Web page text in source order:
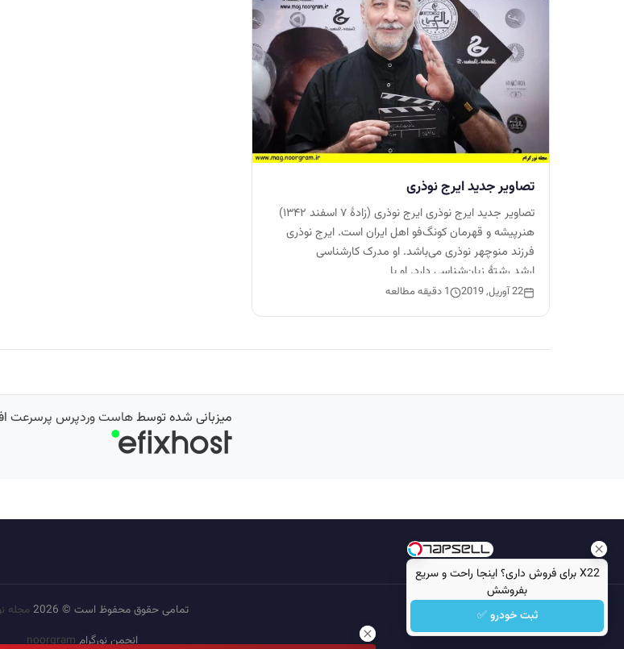
X22 برای فروش داری؟ اینجا راحت و سریع
بفروشش
ثبت خودرو ✅
تصاویر جدید ایرج نوذری
تصاویر جدید ایرج نوذری ایرج نوذری (زادهٔ ۷ اسفند ۱۳۴۲)
هنرپیشه و قهرمان کونگ‌فو اهل ایران است. ایرج نوذری
فرزند منوچهر نوذری می‌باشد. او مدرک کارشناسی
ارشد رشتهٔ زبان‌شناسی دارد. او با
زبان‌های سانسکریت، هندی، اردو، اسپانیایی، فرانسوی و انگلیسی آشناست
22 آوریل, 2019 1 دقیقه مطالعه
میزبانی شده توسطهاست وردپرس پرسرعت
تمامی حقوق محفوظ است © 2026
مجله
انجمن نورگرامnoorgram